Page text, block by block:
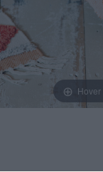
Hover